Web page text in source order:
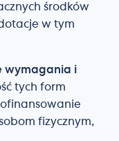
środków
w tym
wymagania i
tych form
fizycznym,